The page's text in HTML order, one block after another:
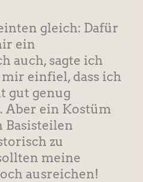
gleich: Dafür
ein
auch, sagte ich
einfiel, dass ich
gut genug
Aber ein Kostüm
Basisteilen
zu
meine
ausreichen!